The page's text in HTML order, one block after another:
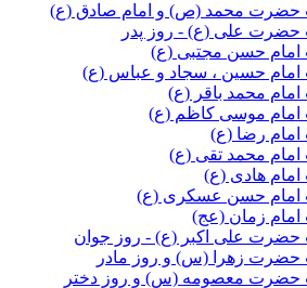
حضرت محمد (ص) و امام صادق (ع)
حضرت علی (ع) - روز پدر
امام حسن مجتبی (ع)
امام حسین ، سجاد و عباس (ع)
امام محمد باقر (ع)
امام موسی کاظم (ع)
امام رضا (ع)
امام محمد تقی (ع)
امام هادی (ع)
امام حسن عسکری (ع)
امام زمان (عج)
حضرت علی اکبر (ع) - روز جوان
حضرت زهرا (س) و روز مادر
حضرت معصومه (س) و روز دختر